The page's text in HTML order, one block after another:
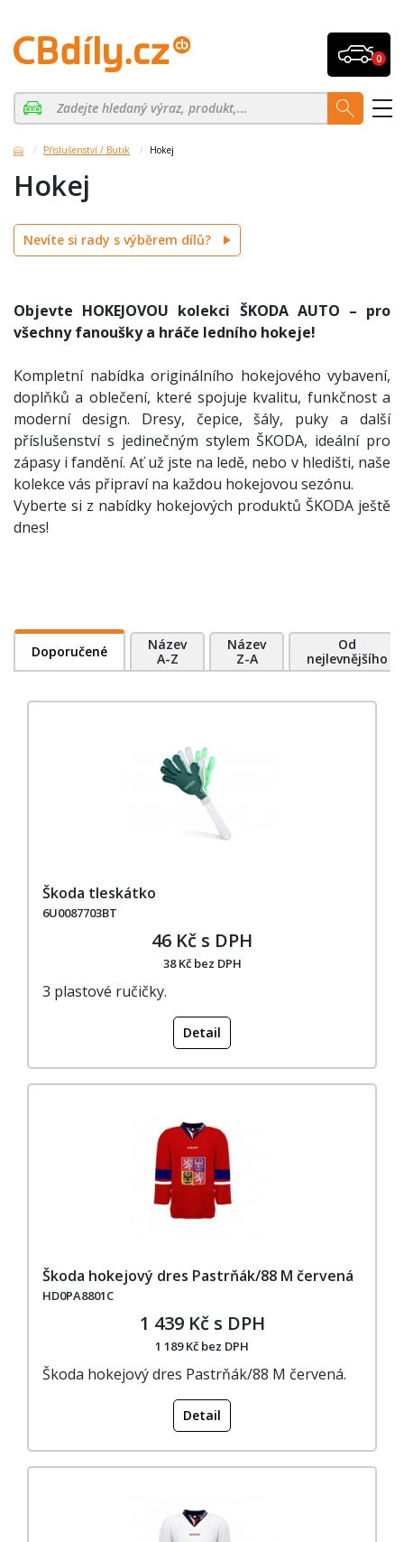
0
Příslušenství / Butik Hokej
Hokej
Nevíte si rady s výběrem dílů?
Objevte HOKEJOVOU kolekci ŠKODA AUTO – pro
všechny fanoušky a hráče ledního hokeje!
Kompletní nabídka originálního hokejového vybavení,
doplňků a oblečení, které spojuje kvalitu, funkčnost a
moderní design. Dresy, čepice, šály, puky a další
příslušenství s jedinečným stylem ŠKODA, ideální pro
zápasy i fandění. Ať už jste na ledě, nebo v hledišti, naše
kolekce vás připraví na každou hokejovou sezónu.
Vyberte si z nabídky hokejových produktů ŠKODA ještě
dnes!
Doporučené
Název
A-Z
Název
Z-A
Od
nejlevnějšího
Škoda tleskátko
6U0087703BT
46 Kč s DPH
38 Kč bez DPH
3 plastové ručičky.
Detail
Škoda hokejový dres Pastrňák/88 M červená
HD0PA8801C
1 439 Kč s DPH
1 189 Kč bez DPH
Škoda hokejový dres Pastrňák/88 M červená.
Detail